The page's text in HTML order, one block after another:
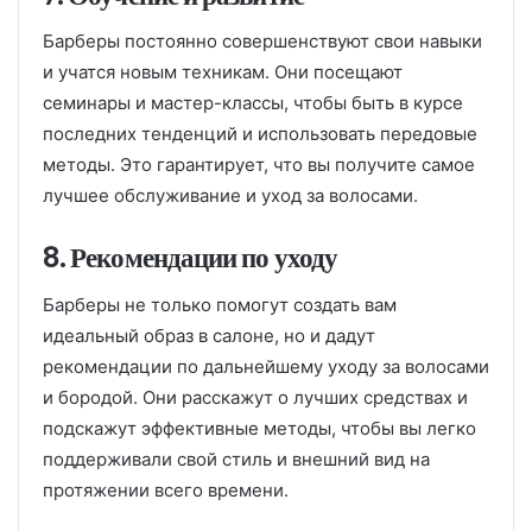
Барберы постоянно совершенствуют свои навыки
и учатся новым техникам. Они посещают
семинары и мастер-классы, чтобы быть в курсе
последних тенденций и использовать передовые
методы. Это гарантирует, что вы получите самое
лучшее обслуживание и уход за волосами.
8. Рекомендации по уходу
Барберы не только помогут создать вам
идеальный образ в салоне, но и дадут
рекомендации по дальнейшему уходу за волосами
и бородой. Они расскажут о лучших средствах и
подскажут эффективные методы, чтобы вы легко
поддерживали свой стиль и внешний вид на
протяжении всего времени.